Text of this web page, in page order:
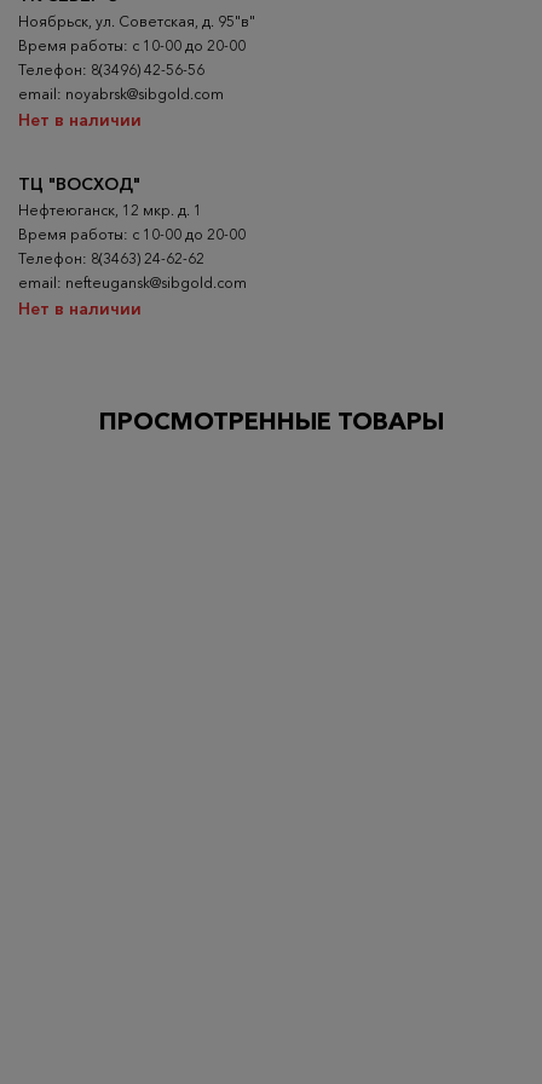
Ноябрьск, ул. Советская, д. 95"в"
Время работы: с 10-00 до 20-00
Телефон: 8(3496) 42-56-56
email: noyabrsk@sibgold.com
Нет в наличии
ТЦ "ВОСХОД"
Нефтеюганск, 12 мкр. д. 1
Время работы: с 10-00 до 20-00
Телефон: 8(3463) 24-62-62
email: nefteugansk@sibgold.com
Нет в наличии
ПРОСМОТРЕННЫЕ ТОВАРЫ